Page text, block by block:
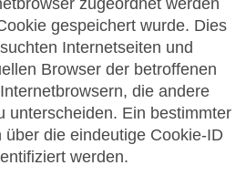
gespeichert wurde. Dies
Internetseiten und
Browser der betroffenen
die andere
unterscheiden. Ein bestimmter
die eindeutige Cookie-ID
werden.